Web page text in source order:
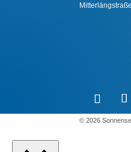
©️ 2026